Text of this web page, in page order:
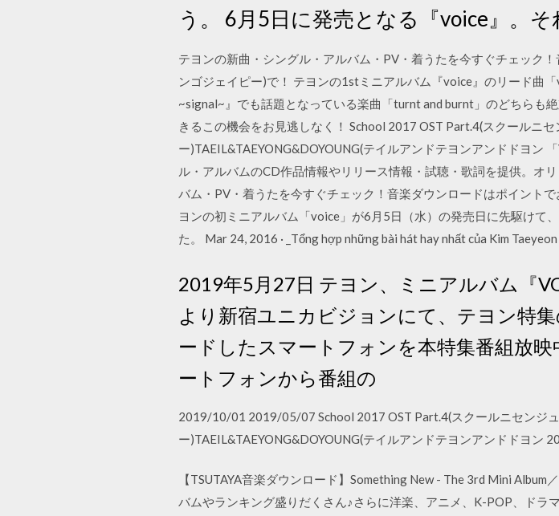
う。 6月5日に発売となる『voice』。
テヨンの新曲・シングル・アルバム・PV・着うたを今すぐチェック
ンゴジェイピー)で！ テヨンの1stミニアルバム『voice』のリード曲
~signal~』でも話題となっている楽曲「turnt and burnt」のどちらも
きるこの機会をお見逃しなく！ School 2017 OST Part.4(スクールニ
ー)TAEIL&TAEYONG&DOYOUNG(テイルアンドテヨンアンドドヨン
ル・アルバムのCD作品情報やリリース情報・試聴・歌詞を提供。オ
バム・PV・着うたを今すぐチェック！音楽ダウンロードはポイント
ヨンの初ミニアルバム「voice」が6月5日（水）の発売日に先駆けて
た。 Mar 24, 2016 · _Tổng hợp những bài hát hay nhất của Kim
2019年5月27日 テヨン、ミニアルバム『
より新宿ユニカビジョンにて、テヨン特
ードしたスマートフォンを本特集番組放
ートフォンから番組の
2019/10/01 2019/05/07 School 2017 OST Part.4(スクールニセンジ
ー)TAEIL&TAEYONG&DOYOUNG(テイルアンドテヨンアンドドヨ
【TSUTAYA音楽ダウンロード】Something New - The 3rd Mini
バムやランキング盛りだくさん♪さらに洋楽、アニメ、K-POP、ドラ